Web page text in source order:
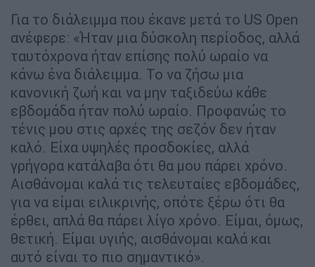
Για το διάλειμμα που έκανε μετά το US Open
ανέφερε: «Ήταν μια δύσκολη περίοδος, αλλά
ταυτόχρονα ήταν επίσης πολύ ωραίο να
κάνω ένα διάλειμμα. Το να ζήσω μια
κανονική ζωή και να μην ταξιδεύω κάθε
εβδομάδα ήταν πολύ ωραίο. Προφανώς το
τένις μου στις αρχές της σεζόν δεν ήταν
καλό. Είχα υψηλές προσδοκίες, αλλά
γρήγορα κατάλαβα ότι θα μου πάρει χρόνο.
Αισθάνομαι καλά τις τελευταίες εβδομάδες,
για να είμαι ειλικρινής, οπότε ξέρω ότι θα
έρθει, απλά θα πάρει λίγο χρόνο. Είμαι, όμως,
θετική. Είμαι υγιής, αισθάνομαι καλά και
αυτό είναι το πιο σημαντικό».